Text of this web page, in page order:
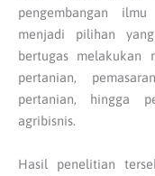
pengembangan
menjadi pilihan
bertugas melakukan
pertanian,
pertanian, hingga
agribisnis.
Hasil penelitian